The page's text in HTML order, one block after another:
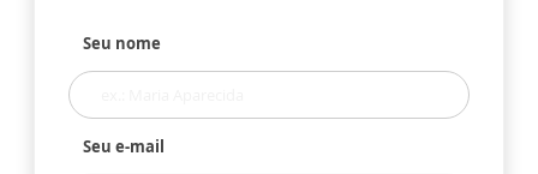
Seu nome
Seu e-mail